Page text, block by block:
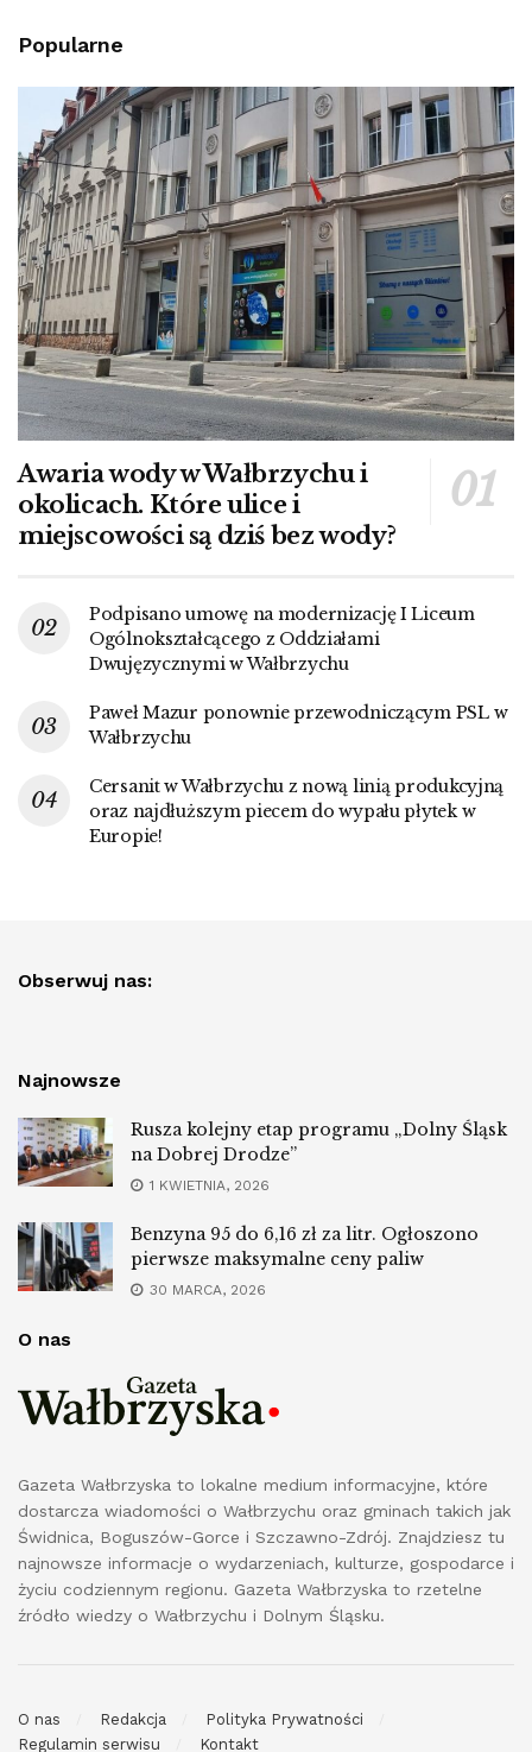
Popularne
Awaria wody w Wałbrzychu i
okolicach. Które ulice i
miejscowości są dziś bez wody?
Podpisano umowę na modernizację I Liceum
Ogólnokształcącego z Oddziałami
Dwujęzycznymi w Wałbrzychu
Paweł Mazur ponownie przewodniczącym PSL w
Wałbrzychu
Cersanit w Wałbrzychu z nową linią produkcyjną
oraz najdłuższym piecem do wypału płytek w
Europie!
Obserwuj nas:
Najnowsze
Rusza kolejny etap programu „Dolny Śląsk
na Dobrej Drodze”
1 KWIETNIA, 2026
Benzyna 95 do 6,16 zł za litr. Ogłoszono
pierwsze maksymalne ceny paliw
30 MARCA, 2026
O nas
Gazeta Wałbrzyska to lokalne medium informacyjne, które
dostarcza wiadomości o Wałbrzychu oraz gminach takich jak
Świdnica, Boguszów-Gorce i Szczawno-Zdrój. Znajdziesz tu
najnowsze informacje o wydarzeniach, kulturze, gospodarce i
życiu codziennym regionu. Gazeta Wałbrzyska to rzetelne
źródło wiedzy o Wałbrzychu i Dolnym Śląsku.
O nas Redakcja
Polityka Prywatności
Regulamin serwisu
Kontakt